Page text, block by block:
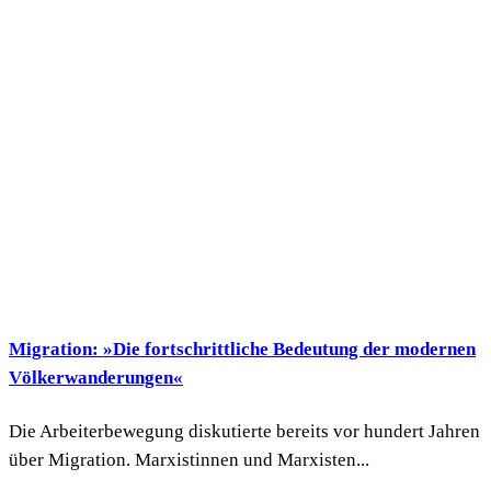
Migration: »Die fortschrittliche Bedeutung der modernen
Völkerwanderungen«
Die Arbeiterbewegung diskutierte bereits vor hundert Jahren
über Migration. Marxistinnen und Marxisten...